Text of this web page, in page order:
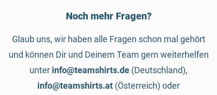
Noch mehr Fragen?
Glaub uns, wir haben alle Fragen schon mal gehört
und können Dir und Deinem Team gern weiterhelfen
unter info@teamshirts.de (Deutschland),
info@teamshirts.at (Österreich) oder